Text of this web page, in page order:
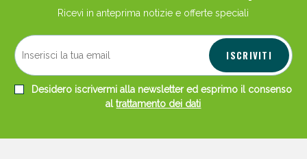
Ricevi in anteprima notizie e offerte speciali
ISCRIVITI
Desidero iscrivermi alla newsletter ed esprimo il consenso
altrattamento dei dati